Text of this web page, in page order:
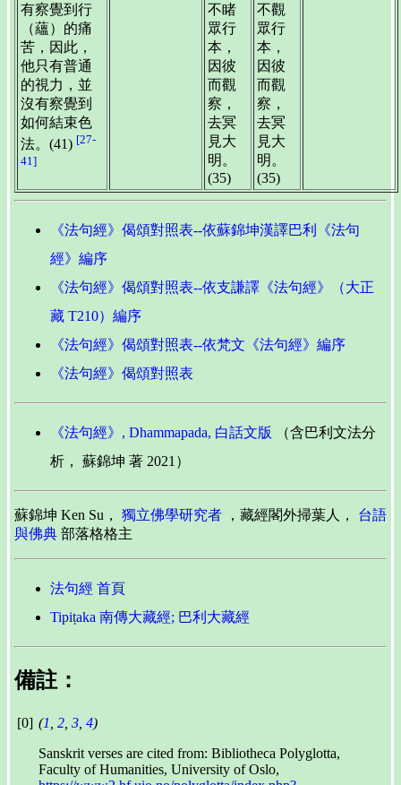
有察覺到行
（蘊）的痛
苦，因此，
他只有普通
的視力，並
沒有察覺到
如何結束色
法。(41) [27-
41]
不睹
眾行
本，
因彼
而觀
察，
去冥
見大
明。
(35)
不觀
眾行
本，
因彼
而觀
察，
去冥
見大
明。
(35)
《法句經》偈頌對照表--依蘇錦坤漢譯巴利《法句
經》編序
《法句經》偈頌對照表--依支謙譯《法句經》（大正
藏 T210）編序
《法句經》偈頌對照表--依梵文《法句經》編序
《法句經》偈頌對照表
《法句經》, Dhammapada, 白話文版
（含巴利文法分
析， 蘇錦坤 著 2021）
蘇錦坤 Ken Su， 獨立佛學研究者 ，藏經閣外掃葉人， 台語
與佛典 部落格格主
法句經 首頁
Tipiṭaka 南傳大藏經; 巴利大藏經
備註：
[0] (1 2 3 4)
Sanskrit verses are cited from: Bibliotheca Polyglotta,
Faculty of Humanities, University of Oslo,